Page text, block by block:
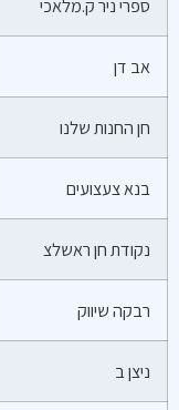
ספרי ניר ק.מלאכי
אב דן
חן החנות שלנו
בנא צעצועים
נקודת חן ראשלצ
רבקה שיווק
ניצן ב